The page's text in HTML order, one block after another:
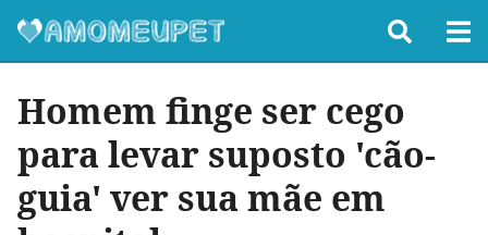
Homem finge ser cego
para levar suposto 'cão-
guia' ver sua mãe em